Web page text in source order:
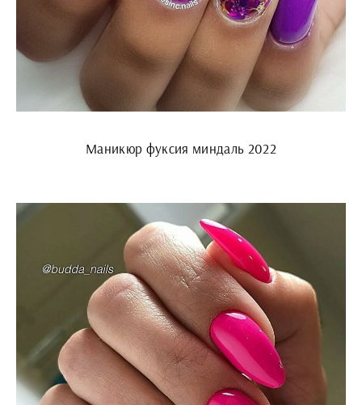
Маникюр фуксия миндаль 2022